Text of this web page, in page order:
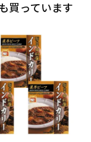
買っています